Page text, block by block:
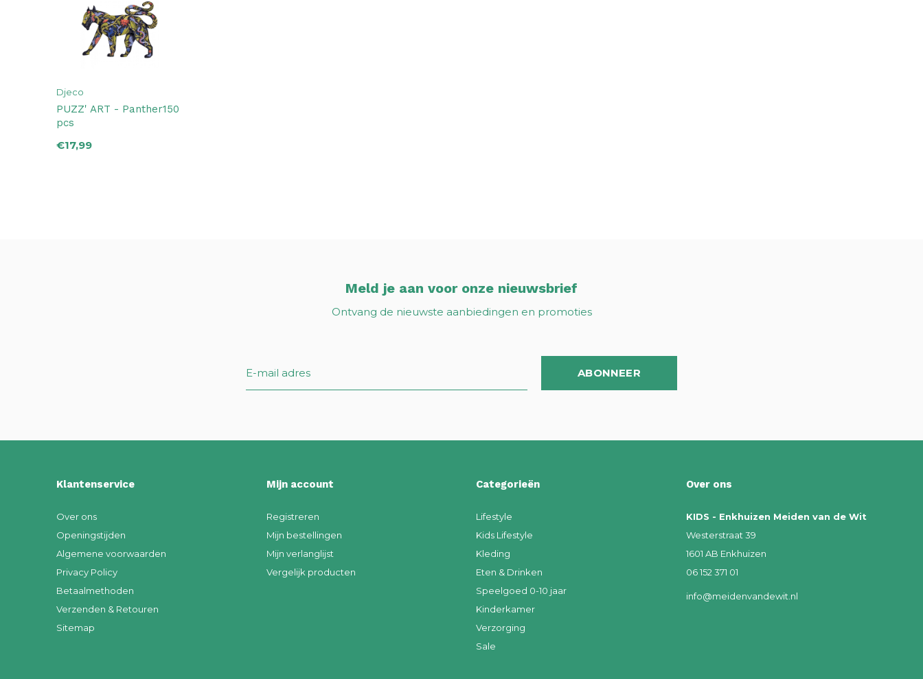
Djeco
PUZZ' ART - Panther150
pcs
€17,99
Meld je aan voor onze nieuwsbrief
Ontvang de nieuwste aanbiedingen en promoties
ABONNEER
Klantenservice
Over ons
Openingstijden
Algemene voorwaarden
Privacy Policy
Betaalmethoden
Verzenden & Retouren
Sitemap
Mijn account
Registreren
Mijn bestellingen
Mijn verlanglijst
Vergelijk producten
Categorieën
Lifestyle
Kids Lifestyle
Kleding
Eten & Drinken
Speelgoed 0-10 jaar
Kinderkamer
Verzorging
Sale
Over ons
KIDS - Enkhuizen Meiden van de Wit
Westerstraat 39
1601 AB Enkhuizen
06 152 371 01
info@meidenvandewit.nl